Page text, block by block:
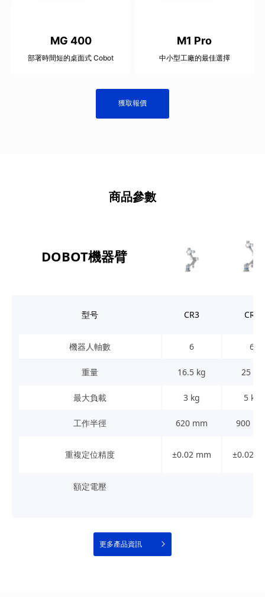
MG 400
部署時間短的桌面式 Cobot
M1 Pro
中小型工廠的最佳選擇
獲取報價
商品參數
DOBOT機器臂
型号 CR3 CR5
機器人軸數 6 6
重量 16.5 kg 25 kg
最大負載 3 kg 5 kg
工作半徑 620 mm 900
重複定位精度 ±0.02 mm ±0.02
額定電壓
更多產品資訊